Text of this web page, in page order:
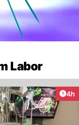
Labor
4h